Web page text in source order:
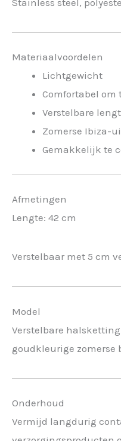
Materiaalvoordelen
Lichtgewicht
Comfortabel om
Verstelbare
Zomerse Ibiza-
Gemakkelijk te
Afmetingen
Lengte: 42 cm
Verstelbaar met 5 cm
Model
Verstelbare
goudkleurige zomerse
Onderhoud
Vermijd langdurig